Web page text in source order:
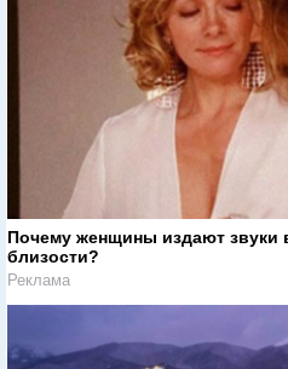
Почему женщины издают звуки
близости?
Реклама